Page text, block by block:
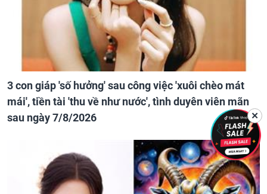
3 con giáp 'số hưởng' sau công việc 'xuôi chèo mát
mái', tiền tài 'thu về như nước', tình duyên viên mãn
sau ngày 7/8/2026
✕